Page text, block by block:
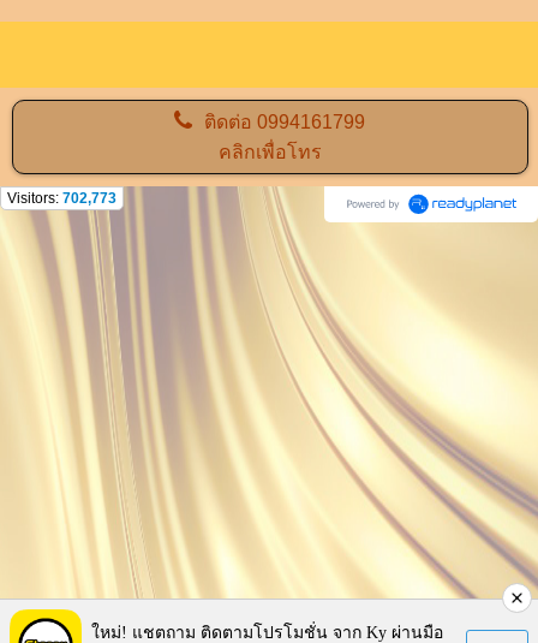
ติดต่อ0994161799
คลิกเพื่อโทร
Visitors: 702,773
ใหม่! แชตถาม ติดตามโปรโมชั่น จาก Ky ผ่านมือ